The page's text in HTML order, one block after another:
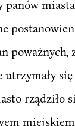
panów
poważnych,
rządziło
miejskiem